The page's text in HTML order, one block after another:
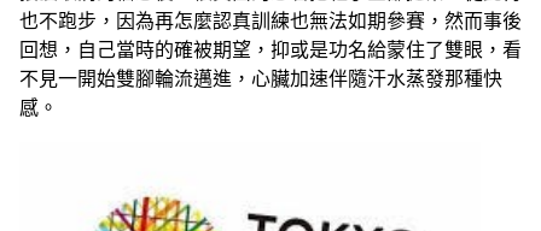
也不跑步，因為再怎麼認真訓練也無法如期參賽，然而事後
回想，自己當時的確被期望，抑或是功名給蒙住了雙眼，看
不見一開始雙腳輪流邁進，心臟加速伴隨汗水蒸發那種快
感。